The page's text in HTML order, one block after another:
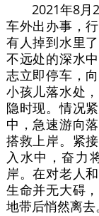
2021年8月
车外出办事，
有人掉到水里
不远处的深水
志立即停车，
小孩儿落水处
隐时现。情况
中，急速游向
搭救上岸。紧
入水中，奋力
岸。在对老人
生命并无大碍
地带后悄然离去。